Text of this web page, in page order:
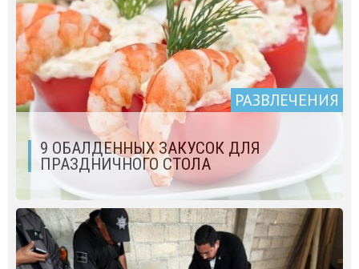
РАЗВЛЕЧЕНИЯ
9 ОБАЛДЕННЫХ ЗАКУСОК ДЛЯ
ПРАЗДНИЧНОГО СТОЛА